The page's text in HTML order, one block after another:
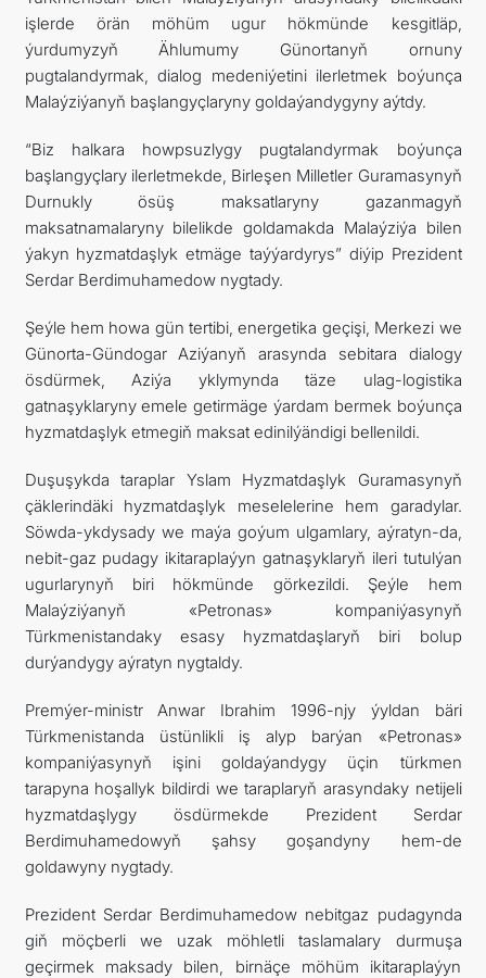
işlerde örän möhüm ugur hökmünde kesgitläp,
ýurdumyzyň Ählumumy Günortanyň ornuny
pugtalandyrmak, dialog medeniýetini ilerletmek boýunça
Malaýziýanyň başlangyçlaryny goldaýandygyny aýtdy.
“Biz halkara howpsuzlygy pugtalandyrmak boýunça
başlangyçlary ilerletmekde, Birleşen Milletler Guramasynyň
Durnukly ösüş maksatlaryny gazanmagyň
maksatnamalaryny bilelikde goldamakda Malaýziýa bilen
ýakyn hyzmatdaşlyk etmäge taýýardyrys” diýip Prezident
Serdar Berdimuhamedow nygtady.
Şeýle hem howa gün tertibi, energetika geçişi, Merkezi we
Günorta-Gündogar Aziýanyň arasynda sebitara dialogy
ösdürmek, Aziýa yklymynda täze ulag-logistika
gatnaşyklaryny emele getirmäge ýardam bermek boýunça
hyzmatdaşlyk etmegiň maksat edinilýändigi bellenildi.
Duşuşykda taraplar Yslam Hyzmatdaşlyk Guramasynyň
çäklerindäki hyzmatdaşlyk meselelerine hem garadylar.
Söwda-ykdysady we maýa goýum ulgamlary, aýratyn-da,
nebit-gaz pudagy ikitaraplaýyn gatnaşyklaryň ileri tutulýan
ugurlarynyň biri hökmünde görkezildi. Şeýle hem
Malaýziýanyň «Petronas» kompaniýasynyň
Türkmenistandaky esasy hyzmatdaşlaryň biri bolup
durýandygy aýratyn nygtaldy.
Premýer-ministr Anwar Ibrahim 1996-njy ýyldan bäri
Türkmenistanda üstünlikli iş alyp barýan «Petronas»
kompaniýasynyň işini goldaýandygy üçin türkmen
tarapyna hoşallyk bildirdi we taraplaryň arasyndaky netijeli
hyzmatdaşlygy ösdürmekde Prezident Serdar
Berdimuhamedowyň şahsy goşandyny hem-de
goldawyny nygtady.
Prezident Serdar Berdimuhamedow nebitgaz pudagynda
giň möçberli we uzak möhletli taslamalary durmuşa
geçirmek maksady bilen, birnäçe möhüm ikitaraplaýyn